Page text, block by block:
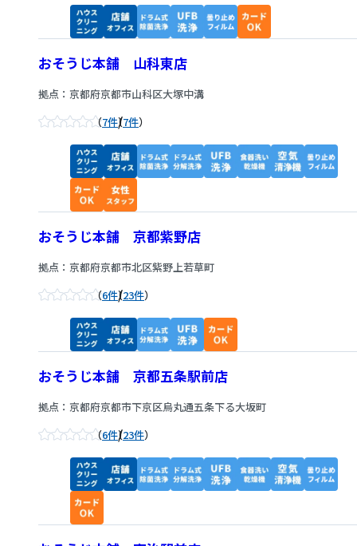
おそうじ本舗 山科東店
拠点：京都府京都市山科区大塚中溝
7件/7件
おそうじ本舗 京都紫野店
拠点：京都府京都市北区紫野上若草町
6件/23件
おそうじ本舗 京都五条駅前店
拠点：京都府京都市下京区烏丸通五条下る大坂町
6件/23件